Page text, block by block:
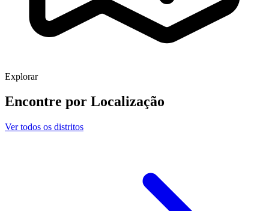
Explorar
Encontre por Localização
Ver todos os distritos